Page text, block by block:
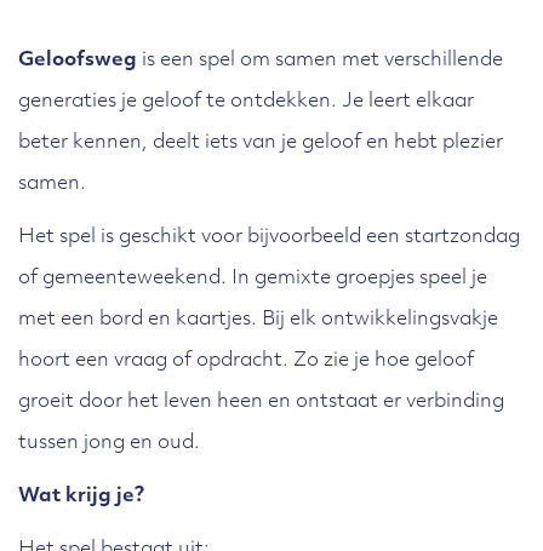
Geloofsweg is een spel om samen met verschillende
generaties je geloof te ontdekken. Je leert elkaar
beter kennen, deelt iets van je geloof en hebt plezier
samen.
Het spel is geschikt voor bijvoorbeeld een startzondag
of gemeenteweekend. In gemixte groepjes speel je
met een bord en kaartjes. Bij elk ontwikkelingsvakje
hoort een vraag of opdracht. Zo zie je hoe geloof
groeit door het leven heen en ontstaat er verbinding
tussen jong en oud.
Wat krijg je?